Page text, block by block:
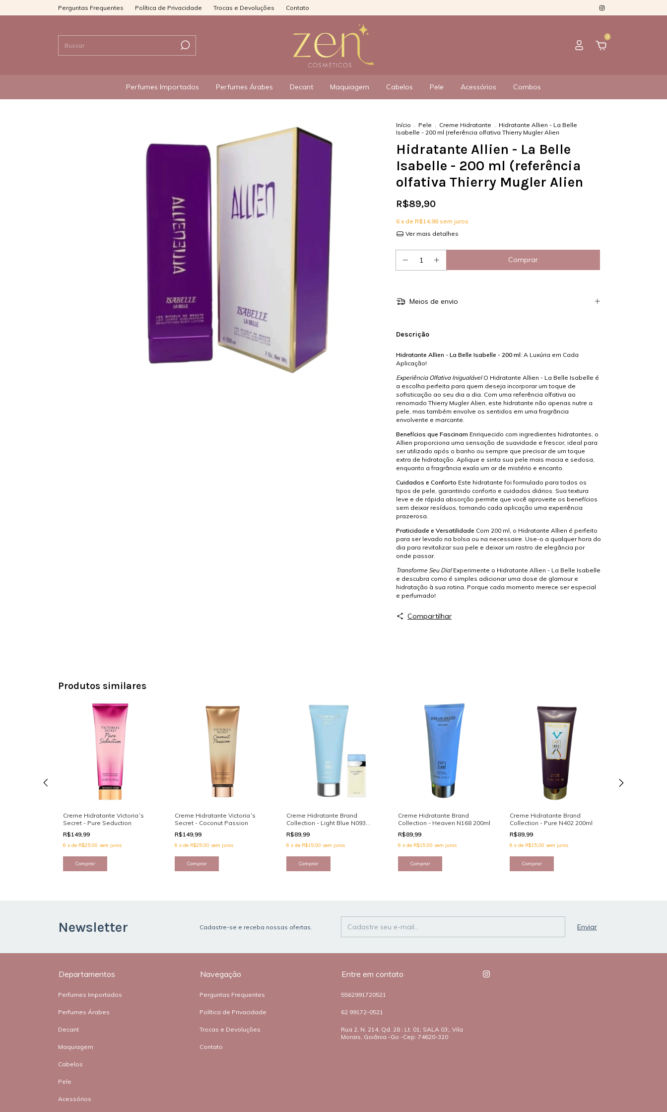
Perguntas Frequentes Política de Privacidade Trocas e Devoluções Contato
0
Perfumes Importados Perfumes Árabes Decant Maquiagem Cabelos Pele Acessórios Combos
Início . Pele . Creme Hidratante . Hidratante Allien - La Belle
Isabelle - 200 ml (referência olfativa Thierry Mugler Alien
Hidratante Allien - La Belle
Isabelle - 200 ml (referência
olfativa Thierry Mugler Alien
R$89,90
6 x de R$14,98 sem juros
Ver mais detalhes
Meios de envio
Descrição
Hidratante Allien - La Belle Isabelle - 200 ml: A Luxúria em Cada
Aplicação!
Experiência Olfativa InigualávelO Hidratante Allien - La Belle Isabelle é
a escolha perfeita para quem deseja incorporar um toque de
sofisticação ao seu dia a dia. Com uma referência olfativa ao
renomado Thierry Mugler Alien, este hidratante não apenas nutre a
pele, mas também envolve os sentidos em uma fragrância
envolvente e marcante.
Benefícios que Fascinam Enriquecido com ingredientes hidratantes, o
Allien proporciona uma sensação de suavidade e frescor, ideal para
ser utilizado após o banho ou sempre que precisar de um toque
extra de hidratação. Aplique e sinta sua pele mais macia e sedosa,
enquanto a fragrância exala um ar de mistério e encanto.
Cuidados e Conforto Este hidratante foi formulado para todos os
tipos de pele, garantindo conforto e cuidados diários. Sua textura
leve e de rápida absorção permite que você aproveite os benefícios
sem deixar resíduos, tornando cada aplicação uma experiência
prazerosa.
Praticidade e Versatilidade Com 200 ml, o Hidratante Allien é perfeito
para ser levado na bolsa ou na necessaire. Use-o a qualquer hora do
dia para revitalizar sua pele e deixar um rastro de elegância por
onde passar.
Transforme Seu Dia!Experimente o Hidratante Allien - La Belle Isabelle
e descubra como é simples adicionar uma dose de glamour e
hidratação à sua rotina. Porque cada momento merece ser especial
e perfumado!
Compartilhar
Produtos similares
Creme Hidratante Victoria´s
Secret - Pure Seduction
R$149,99
6 x de R$25,00 sem juros
Creme Hidratante Victoria´s
Secret - Coconut Passion
R$149,99
6 x de R$25,00 sem juros
Creme Hidratante Brand
Collection - Light Blue N093
200ml
R$89,99
6 x de R$15,00 sem juros
Creme Hidratante Brand
Collection - Heaven N168 200ml
R$89,99
6 x de R$15,00 sem juros
Creme Hidratante Brand
Collection - Pure N402 200ml
R$89,99
6 x de R$15,00 sem juros
Newsletter Cadastre-se e receba nossas ofertas.
Departamentos
Perfumes Importados
Perfumes Árabes
Decant
Maquiagem
Cabelos
Pele
Acessórios
Navegação
Perguntas Frequentes
Política de Privacidade
Trocas e Devoluções
Contato
Entre em contato
5562991720521
62 99172-0521
Rua 2, N. 214, Qd. 28 ; Lt. 01; SALA 03;, Vila
Morais, Goiânia -Go -Cep: 74620-320